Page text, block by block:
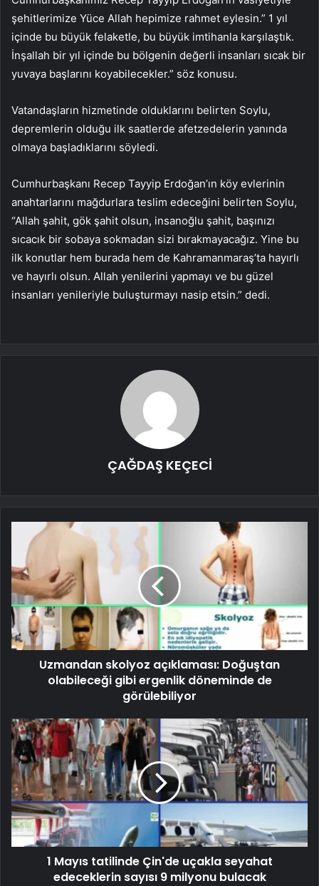
şehitlerimize Yüce Allah hepimize rahmet eylesin.” 1 yıl
içinde bu büyük felaketle, bu büyük imtihanla karşılaştık.
İnşallah bir yıl içinde bu bölgenin değerli insanları sıcak bir
yuvaya başlarını koyabilecekler.” söz konusu.
Vatandaşların hizmetinde olduklarını belirten Soylu,
depremlerin olduğu ilk saatlerde afetzedelerin yanında
olmaya başladıklarını söyledi.
Cumhurbaşkanı Recep Tayyip Erdoğan’ın köy evlerinin
anahtarlarını mağdurlara teslim edeceğini belirten Soylu,
“Allah şahit, gök şahit olsun, insanoğlu şahit, başınızı
sıcacık bir sobaya sokmadan sizi bırakmayacağız. Yine bu
ilk konutlar hem burada hem de Kahramanmaraş’ta hayırlı
ve hayırlı olsun. Allah yenilerini yapmayı ve bu güzel
insanları yenileriyle buluşturmayı nasip etsin.” dedi.
ÇAĞDAŞ KEÇECİ
Uzmandan skolyoz açıklaması: Doğuştan
olabileceği gibi ergenlik döneminde de
görülebiliyor
1 Mayıs tatilinde Çin'de uçakla seyahat
edeceklerin sayısı 9 milyonu bulacak